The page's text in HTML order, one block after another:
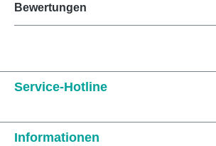
Bewertungen
Service-Hotline
Informationen